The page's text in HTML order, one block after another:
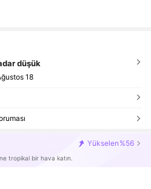
düşük
18
Yükselen %56
tropikal bir hava katın.